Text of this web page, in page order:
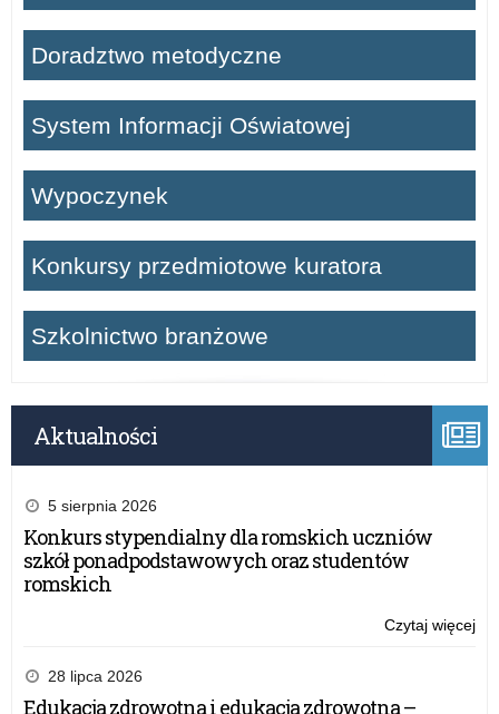
Doradztwo metodyczne
System Informacji Oświatowej
Wypoczynek
Konkursy przedmiotowe kuratora
Szkolnictwo branżowe
Aktualności
5 sierpnia 2026
Konkurs stypendialny dla romskich uczniów
szkół ponadpodstawowych oraz studentów
romskich
Czytaj więcej
28 lipca 2026
Edukacja zdrowotna i edukacja zdrowotna –